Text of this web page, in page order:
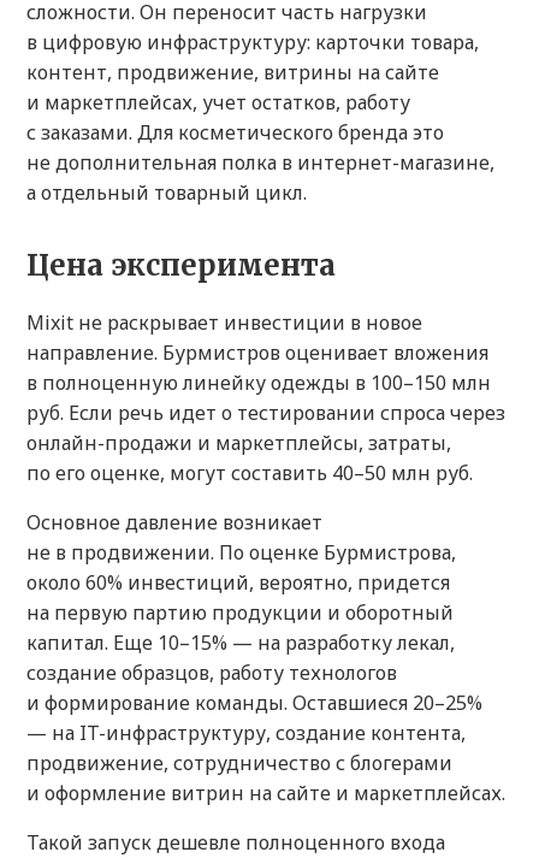
сложности. Он переносит часть нагрузки
в цифровую инфраструктуру: карточки товара,
контент, продвижение, витрины на сайте
и маркетплейсах, учет остатков, работу
с заказами. Для косметического бренда это
не дополнительная полка в интернет-магазине,
а отдельный товарный цикл.
Цена эксперимента
Mixit не раскрывает инвестиции в новое
направление. Бурмистров оценивает вложения
в полноценную линейку одежды в 100–150 млн
руб. Если речь идет о тестировании спроса через
онлайн-продажи и маркетплейсы, затраты,
по его оценке, могут составить 40–50 млн руб.
Основное давление возникает
не в продвижении. По оценке Бурмистрова,
около 60% инвестиций, вероятно, придется
на первую партию продукции и оборотный
капитал. Еще 10–15% — на разработку лекал,
создание образцов, работу технологов
и формирование команды. Оставшиеся 20–25%
— на IT-инфраструктуру, создание контента,
продвижение, сотрудничество с блогерами
и оформление витрин на сайте и маркетплейсах.
Такой запуск дешевле полноценного входа